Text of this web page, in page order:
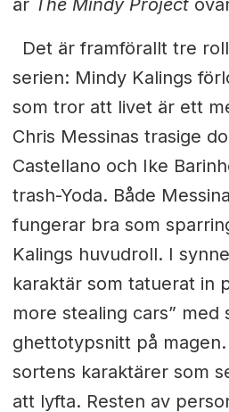
är The Mindy Project
Det är framförallt tre
serien: Mindy Kalings
som tror att livet är ett
Chris Messinas trasige
Castellano och Ike
trash-Yoda. Både
fungerar bra som
Kalings huvudroll. I
karaktär som tatuerat in
more stealing cars” med
ghettotypsnitt på
sortens karaktärer som
att lyfta. Resten av